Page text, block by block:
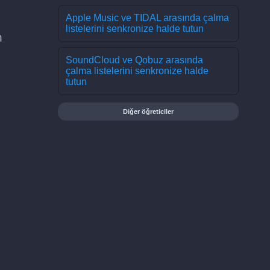
Apple Music ve TIDAL arasında çalma
listelerini senkronize halde tutun
SoundCloud ve Qobuz arasında
çalma listelerini senkronize halde
tutun
Diğer öğreticiler